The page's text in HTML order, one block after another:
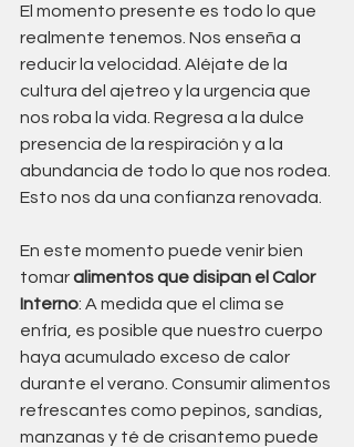
El momento presente es todo lo que
realmente tenemos. Nos enseña a
reducir la velocidad. Aléjate de la
cultura del ajetreo y la urgencia que
nos roba la vida. Regresa a la dulce
presencia de la respiración y a la
abundancia de todo lo que nos rodea.
Esto nos da una confianza renovada.
En este momento puede venir bien
tomar alimentos que disipan el Calor
Interno: A medida que el clima se
enfría, es posible que nuestro cuerpo
haya acumulado exceso de calor
durante el verano. Consumir alimentos
refrescantes como pepinos, sandías,
manzanas y té de crisantemo puede